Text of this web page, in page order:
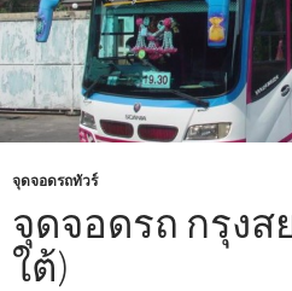
จุดจอดรถทัวร์
จุดจอดรถ กรุง
ใต้)